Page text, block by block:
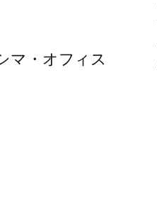
マ・オフィス